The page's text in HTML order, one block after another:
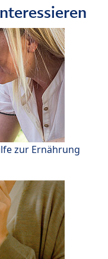
zur Ernährung